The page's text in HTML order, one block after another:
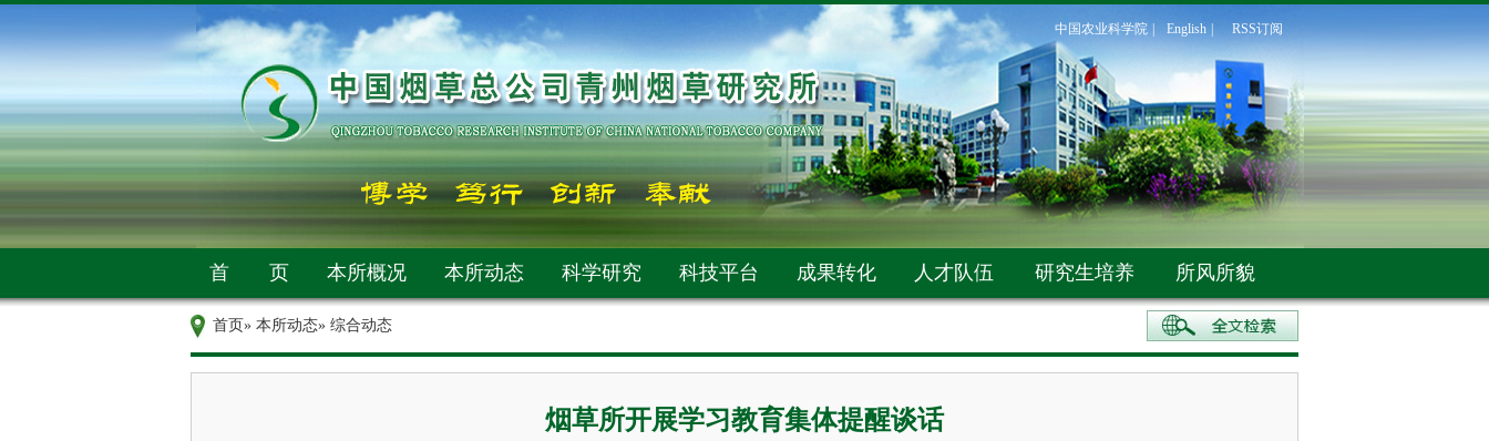
首 页 本所概况 本所动态 科学研究 科技平台 成果转化 人才队伍 研究生培养 所风所貌
中国农业科学院 English RSS订阅
首页» 本所动态» 综合动态
烟草所开展学习教育集体提醒谈话